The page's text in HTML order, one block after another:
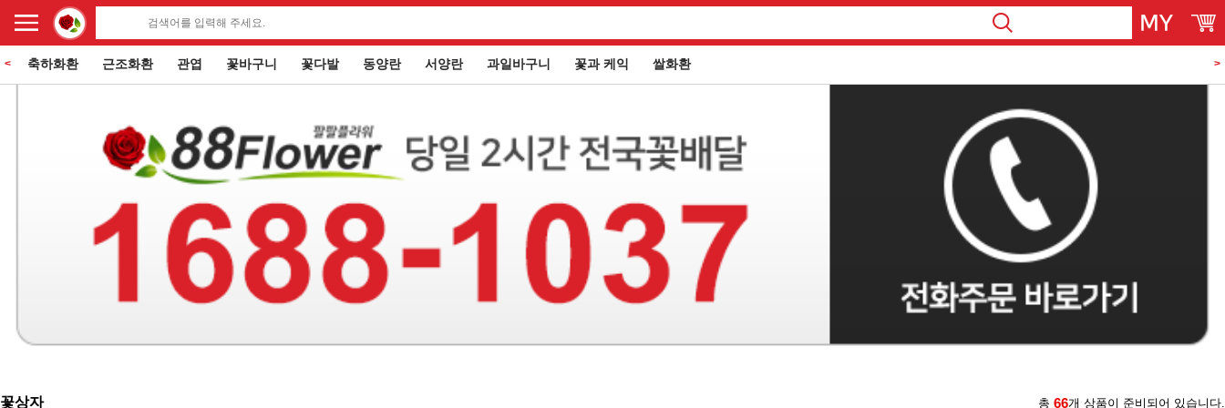
< 축하화환 근조화환 관엽 꽃바구니 꽃다발 동양란 서양란 과일바구니 꽃과 케익 쌀화환 >
꽃상자 총 66개 상품이 준비되어 있습니다.